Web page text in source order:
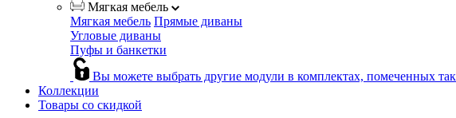
Мягкая мебель
Мягкая мебель Прямые диваны
Угловые диваны
Пуфы и банкетки
Вы можете выбрать другие модули в комплектах, помеченных
Коллекции
Товары со скидкой